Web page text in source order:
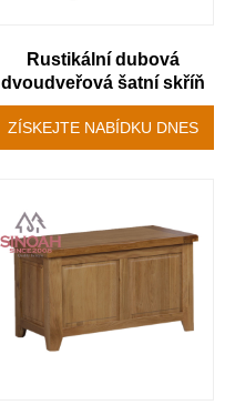
Rustikální dubová
dvoudveřová šatní skříň
ZÍSKEJTE NABÍDKU DNES